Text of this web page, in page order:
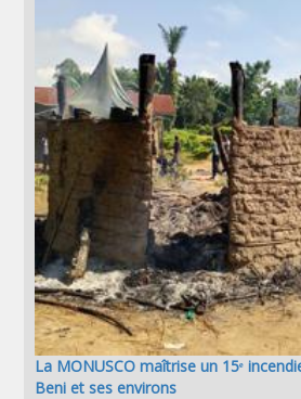
La MONUSCO maîtrise un 15ᵉ
Beni et ses environs